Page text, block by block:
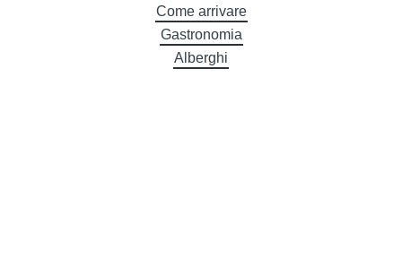
Come arrivare
Gastronomia
Alberghi